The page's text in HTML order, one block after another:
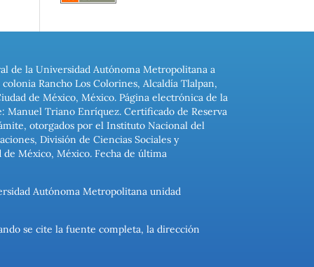
de la Universidad Autónoma Metropolitana a
Rancho Los Colorines, Alcaldía Tlalpan,
de México, México. Página electrónica de la
Triano Enríquez. Certificado de Reserva
otorgados por el Instituto Nacional del
División de Ciencias Sociales y
de México, México. Fecha de última
Autónoma Metropolitana unidad
se cite la fuente completa, la dirección